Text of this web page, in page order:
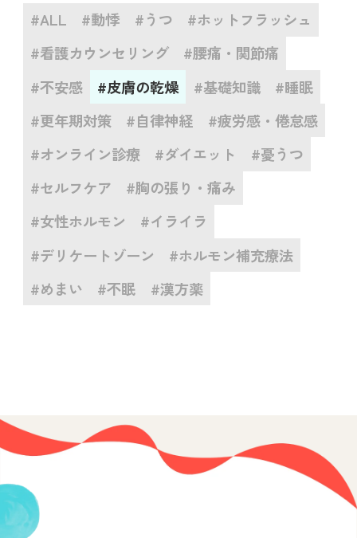
#ALL #動悸 #うつ
#ホットフラッシュ
#看護カウンセリング
#腰痛・関節痛
#不安感
#皮膚の乾燥 #基礎知識
#睡眠
#更年期対策
#自律神経
#疲労感・倦怠感
#オンライン診療
#ダイエット
#憂うつ
#セルフケア
#胸の張り・痛み
#女性ホルモン
#イライラ
#デリケートゾーン
#ホルモン補充療法
#めまい
#不眠 #漢方薬